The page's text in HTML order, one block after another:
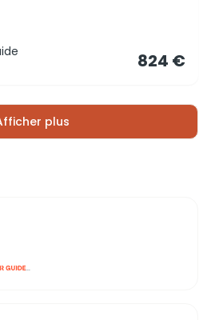
824 €
plus
...